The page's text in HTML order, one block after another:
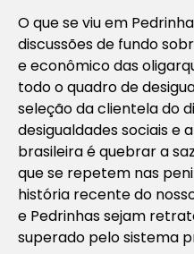
O que se viu em
discussões de fundo
e econômico das
todo o quadro de
seleção da clientela do
desigualdades sociais e
brasileira é quebrar a
que se repetem nas
história recente do
e Pedrinhas sejam
superado pelo sistema